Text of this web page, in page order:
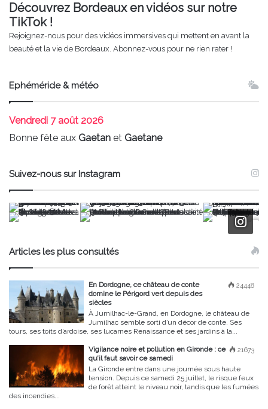
Découvrez Bordeaux en vidéos sur notre
TikTok !
Rejoignez-nous pour des vidéos immersives qui mettent en avant la
beauté et la vie de Bordeaux. Abonnez-vous pour ne rien rater !
Ephéméride & météo
Vendredi 7 août 2026
Bonne fête aux Gaetan et Gaetane
Suivez-nous sur Instagram
Articles les plus consultés
24448
En Dordogne, ce château de conte
domine le Périgord vert depuis des
siècles
À Jumilhac-le-Grand, en Dordogne, le château de
Jumilhac semble sorti d’un décor de conte. Ses
tours, ses toits d’ardoise, ses lucarnes Renaissance et ses jardins à la...
21673
Vigilance noire et pollution en Gironde : ce
qu’il faut savoir ce samedi
La Gironde entre dans une journée sous haute
tension. Depuis ce samedi 25 juillet, le risque feux
de forêt atteint le niveau noir, tandis que les fumées
des incendies...